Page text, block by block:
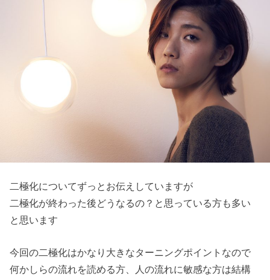
二極化についてずっとお伝えしていますが
二極化が終わった後どうなるの？と思っている方も多い
と思います
今回の二極化はかなり大きなターニングポイントなので
何かしらの流れを読める方、人の流れに敏感な方は結構